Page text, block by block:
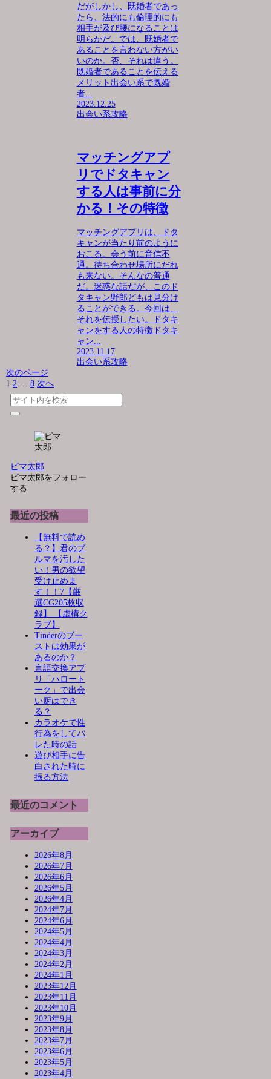
だがしかし、既婚者であっ
たら、法的にも倫理的にも
相手が及び腰になることは
明らかだ。では、既婚者で
あることを言わない方がい
いのか。否、それは違う。
既婚者であることを伝える
メリット出会い系で既婚
者...
2023.12.25
出会い系攻略
マッチングアプ
リでドタキャン
する人は事前に分
かる！その特徴
マッチングアプリは、ドタ
キャンが当たり前のように
おこる。会う前に音信不
通。待ち合わせ場所にだれ
も来ない。そんなの普通
だ。迷惑な話だが、このド
タキャン野郎どもは見分け
ることができる。今回は、
それを伝授したい。ドタキ
ャンをする人の特徴ドタキ
ャン...
2023.11.17
出会い系攻略
次のページ
1 2 … 8 次へ
ピマ太郎
ピマ太郎をフォロー
する
最近の投稿
【無料で読め
る？】君のブ
ルマを汚した
い！男の欲望
受け止めま
す！！7【厳
選CG205枚収
録】 【虚構ク
ラブ】
Tinderのブー
ストは効果が
あるのか？
言語交換アプ
リ「ハロート
ーク」で出会
い厨はでき
る？
カラオケで性
行為をしてバ
レた時の話
遊び相手に告
白された時に
振る方法
最近のコメント
アーカイブ
2026年8月
2026年7月
2026年6月
2026年5月
2026年4月
2024年7月
2024年6月
2024年5月
2024年4月
2024年3月
2024年2月
2024年1月
2023年12月
2023年11月
2023年10月
2023年9月
2023年8月
2023年7月
2023年6月
2023年5月
2023年4月